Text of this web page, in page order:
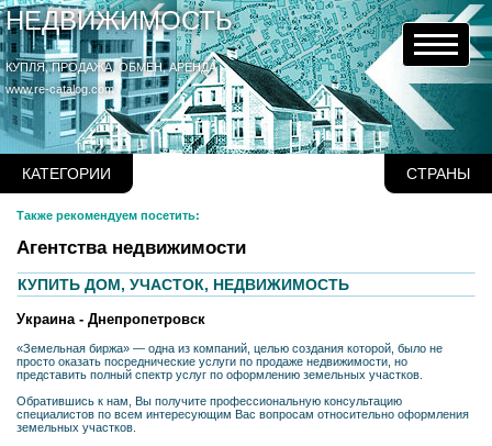
НЕДВИЖИМОСТЬ
КУПЛЯ, ПРОДАЖА, ОБМЕН, АРЕНДА
www.re-catalog.com
КАТЕГОРИИ СТРАНЫ
Также рекомендуем посетить:
Агентства недвижимости
КУПИТЬ ДОМ, УЧАСТОК, НЕДВИЖИМОСТЬ
Украина - Днепропетровск
«Земельная биржа» — одна из компаний, целью создания которой, было не
просто оказать посреднические услуги по продаже недвижимости, но
представить полный спектр услуг по оформлению земельных участков.
Обратившись к нам, Вы получите профессиональную консультацию
специалистов по всем интересующим Вас вопросам относительно оформления
земельных участков.